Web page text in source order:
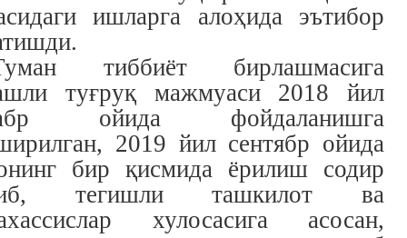
ишларга алоҳида эътибор
тиббиёт бирлашмасига
туғруқ мажмуаси 2018 йил
ойида фойдаланишга
2019 йил сентябр ойида
бир қисмида ёрилиш содир
тегишли ташкилот ва
хулосасига асосан,